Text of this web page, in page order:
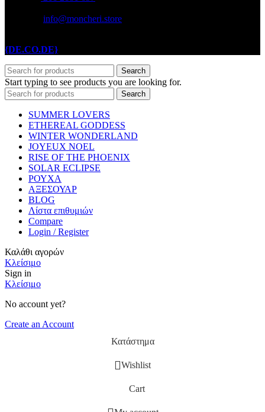
info@moncheri.store
{DE.CO.DE}
Search
Start typing to see products you are looking for.
Search
SUMMER LOVERS
ETHEREAL GODDESS
WINTER WONDERLAND
JOYEUX NOEL
RISE OF THE PHOENIX
SOLAR ECLIPSE
ΡΟΥΧΑ
ΑΞΕΣΟΥΑΡ
BLOG
Λίστα επιθυμιών
Compare
Login / Register
Καλάθι αγορών
Κλείσιμο
Sign in
Κλείσιμο
No account yet?
Create an Account
Κατάστημα
Wishlist
Cart